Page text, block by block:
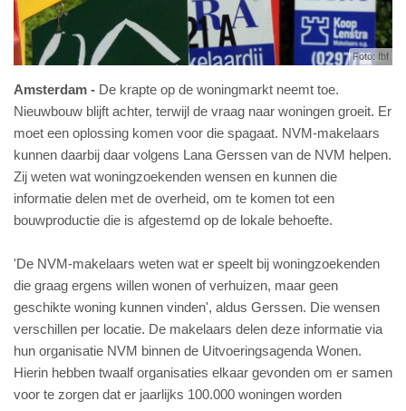
Foto: fbf
Amsterdam
De krapte op de woningmarkt neemt toe.
Nieuwbouw blijft achter, terwijl de vraag naar woningen groeit. Er
moet een oplossing komen voor die spagaat. NVM-makelaars
kunnen daarbij daar volgens Lana Gerssen van de NVM helpen.
Zij weten wat woningzoekenden wensen en kunnen die
informatie delen met de overheid, om te komen tot een
bouwproductie die is afgestemd op de lokale behoefte.
'De NVM-makelaars weten wat er speelt bij woningzoekenden
die graag ergens willen wonen of verhuizen, maar geen
geschikte woning kunnen vinden', aldus Gerssen. Die wensen
verschillen per locatie. De makelaars delen deze informatie via
hun organisatie NVM binnen de Uitvoeringsagenda Wonen.
Hierin hebben twaalf organisaties elkaar gevonden om er samen
voor te zorgen dat er jaarlijks 100.000 woningen worden